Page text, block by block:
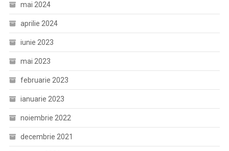
mai 2024
aprilie 2024
iunie 2023
mai 2023
februarie 2023
ianuarie 2023
noiembrie 2022
decembrie 2021